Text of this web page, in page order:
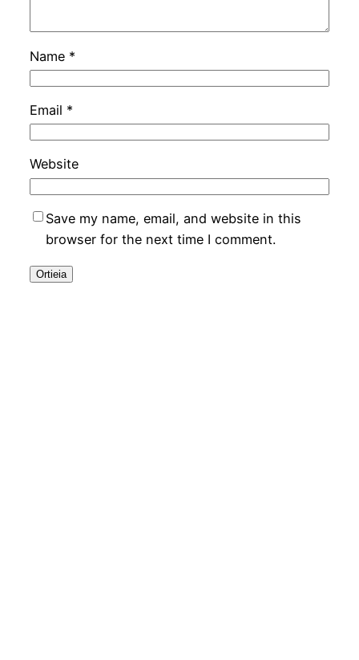
Name *
Email *
Website
Save my name, email, and website in this
browser for the next time I comment.